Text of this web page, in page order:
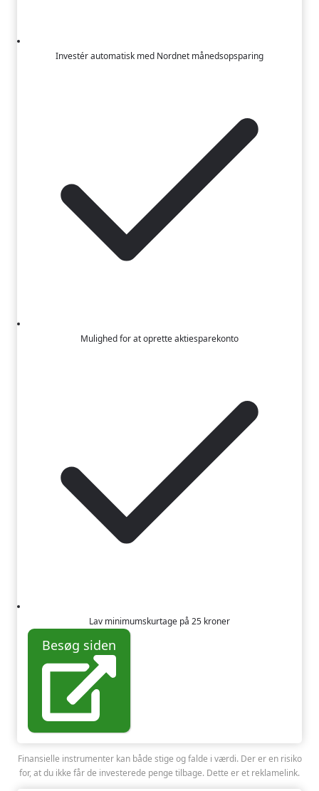
Investér automatisk med Nordnet månedsopsparing
Mulighed for at oprette aktiesparekonto
Lav minimumskurtage på 25 kroner
Besøg siden
Finansielle instrumenter kan både stige og falde i værdi. Der er en risiko
for, at du ikke får de investerede penge tilbage. Dette er et reklamelink.